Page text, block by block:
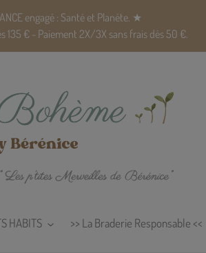
engagé : Santé et Planète. ★
135 € - Paiement 2X/3X sans frais dès 50 €.
HABITS >> La Braderie Responsable <<